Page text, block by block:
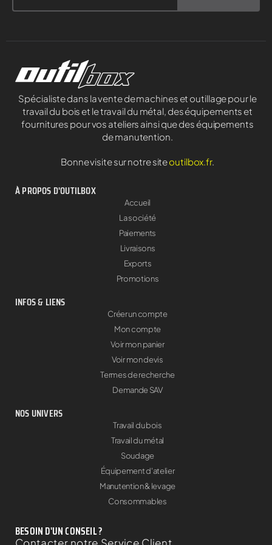
Spécialiste dans la vente de machines et outillage pour le
travail du bois et le travail du métal, des équipements et
fournitures pour vos ateliers ainsi que des équipements
de manutention.
Bonne visite sur notre siteoutilbox.fr.
À PROPOS D'OUTILBOX
Accueil
La société
Paiements
Livraisons
Exports
Promotions
INFOS & LIENS
Créer un compte
Mon compte
Voir mon panier
Voir mon devis
Termes de recherche
Demande SAV
NOS UNIVERS
Travail du bois
Travail du métal
Soudage
Équipement d'atelier
Manutention & levage
Consommables
BESOIN D'UN CONSEIL ?